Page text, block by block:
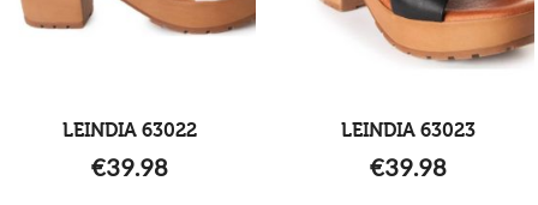
LEINDIA 63022
€39.98
LEINDIA 63023
€39.98